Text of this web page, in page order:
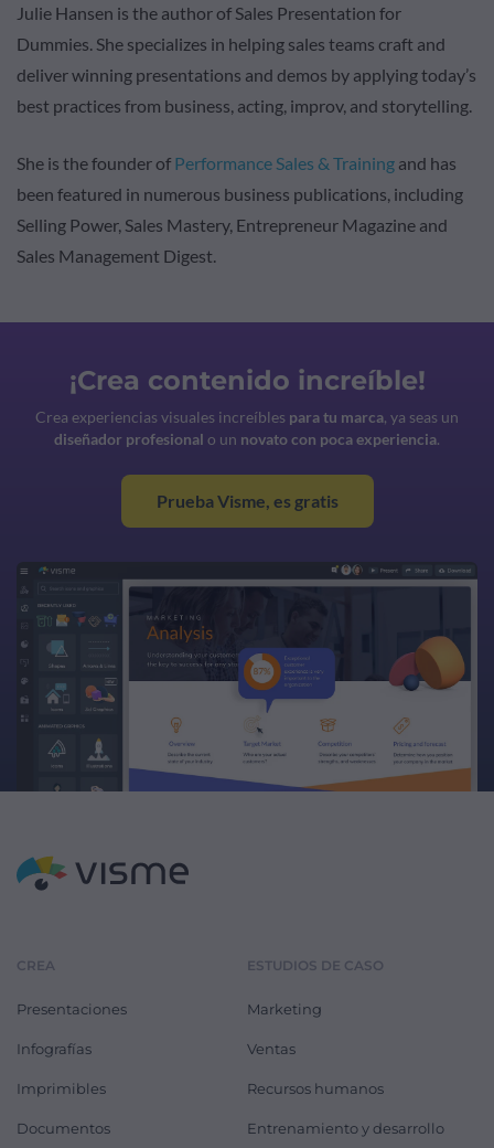
Julie Hansen is the author of Sales Presentation for
Dummies. She specializes in helping sales teams craft and
deliver winning presentations and demos by applying today’s
best practices from business, acting, improv, and storytelling.
She is the founder of Performance Sales & Training and has
been featured in numerous business publications, including
Selling Power, Sales Mastery, Entrepreneur Magazine and
Sales Management Digest.
¡Crea contenido increíble!
Crea experiencias visuales increíbles para tu marca, ya seas un
diseñador profesional o un novato con poca experiencia.
Prueba Visme, es gratis
CREA
Presentaciones
Infografías
Imprimibles
Documentos
ESTUDIOS DE CASO
Marketing
Ventas
Recursos humanos
Entrenamiento y desarrollo